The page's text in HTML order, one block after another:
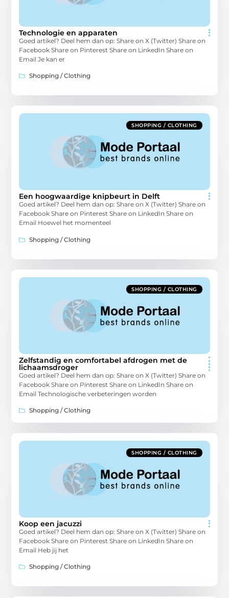
Technologie en apparaten
Goed artikel? Deel hem dan op: Share on X (Twitter) Share on
Facebook Share on Pinterest Share on LinkedIn Share on
Email Je kan er
Shopping / Clothing
SHOPPING / CLOTHING
Een hoogwaardige knipbeurt in Delft
Goed artikel? Deel hem dan op: Share on X (Twitter) Share on
Facebook Share on Pinterest Share on LinkedIn Share on
Email Hoewel het momenteel
Shopping / Clothing
SHOPPING / CLOTHING
Zelfstandig en comfortabel afdrogen met de
lichaamsdroger
Goed artikel? Deel hem dan op: Share on X (Twitter) Share on
Facebook Share on Pinterest Share on LinkedIn Share on
Email Technologische verbeteringen worden
Shopping / Clothing
SHOPPING / CLOTHING
Koop een jacuzzi
Goed artikel? Deel hem dan op: Share on X (Twitter) Share on
Facebook Share on Pinterest Share on LinkedIn Share on
Email Heb jij het
Shopping / Clothing